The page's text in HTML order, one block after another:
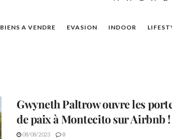
BIENS A VENDRE EVASION INDOOR
Gwyneth Paltrow ouvre les
de paix à Montecito sur Airbnb !
08/08/2023 0